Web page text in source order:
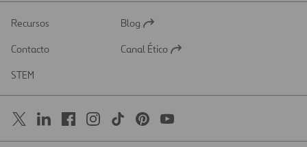
Recursos
Abrir
una
Blog
Contacto
Abrir
Canal Ético
STEM